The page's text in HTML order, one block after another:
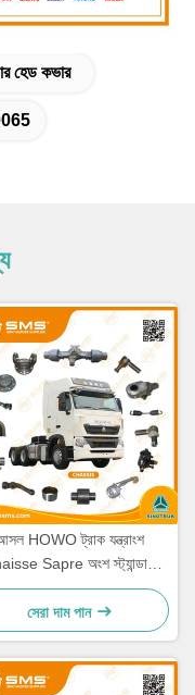
হেড কভার
HOWO ট্রাক যন্ত্রাংশ
Sapre অংশ স্ট্যান্ডার্ড
আকার
সেরা দাম পান